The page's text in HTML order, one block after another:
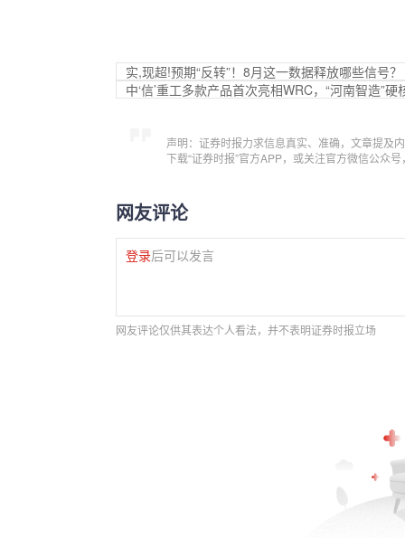
实,现超!预期“反转”！8月这一数据释放哪些信号？
中‘信’重工多款产品首次亮相WRC，“河南智造”硬
声明：证券时报力求信息真实、准确，文章提及
下载“证券时报”官方APP，或关注官方微信公众
网友评论
登录后可以发言
网友评论仅供其表达个人看法，并不表明证券时报立场